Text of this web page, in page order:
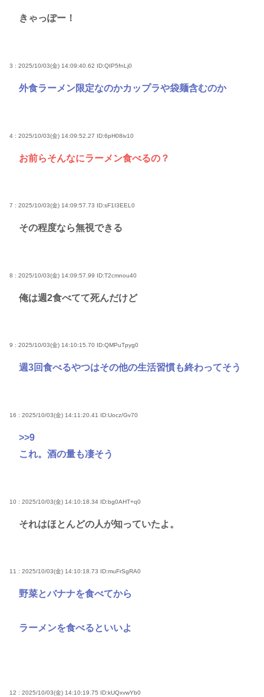
きゃっぽー！
3 : 2025/10/03(金) 14:09:40.62 ID:QIP5fnLj0
外食ラーメン限定なのかカップラや袋麺含むのか
4 : 2025/10/03(金) 14:09:52.27 ID:6pH08iv10
お前らそんなにラーメン食べるの？
7 : 2025/10/03(金) 14:09:57.73 ID:sF1I3EEL0
その程度なら無視できる
8 : 2025/10/03(金) 14:09:57.99 ID:T2cmnou40
俺は週2食べてて死んだけど
9 : 2025/10/03(金) 14:10:15.70 ID:QMPuTpyg0
週3回食べるやつはその他の生活習慣も終わってそう
16 : 2025/10/03(金) 14:11:20.41 ID:Uocz/Gv70
>>9
これ。酒の量も凄そう
10 : 2025/10/03(金) 14:10:18.34 ID:bg0AHT+q0
それはほとんどの人が知っていたよ。
11 : 2025/10/03(金) 14:10:18.73 ID:muFrSgRA0
野菜とバナナを食べてから
ラーメンを食べるといいよ
12 : 2025/10/03(金) 14:10:19.75 ID:kUQxvwYb0